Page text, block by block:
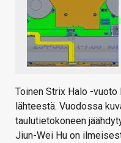
Toinen Strix Halo -
lähteestä. Vuodossa
taulutietokoneen
Jiun-Wei Hu on